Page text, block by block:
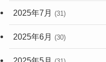
2025年7月 (31)
2025年6月 (30)